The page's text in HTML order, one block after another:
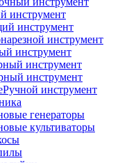
инструмент
инструмент
инструмент
инструмент
инструмент
инструмент
инструмент
генераторы
культиваторы